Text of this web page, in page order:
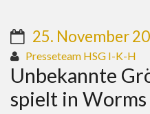
25. November
Presseteam HSG I-K-H
Unbekannte
spielt in Worms